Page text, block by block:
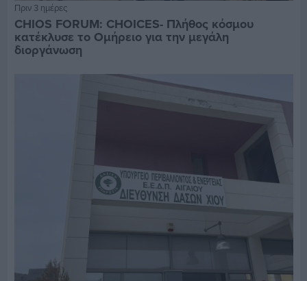
Πριν 3 ημέρες
CHIOS FORUM: CHOICES- Πλήθος κόσμου
κατέκλυσε το Ομήρειο για την μεγάλη
διοργάνωση